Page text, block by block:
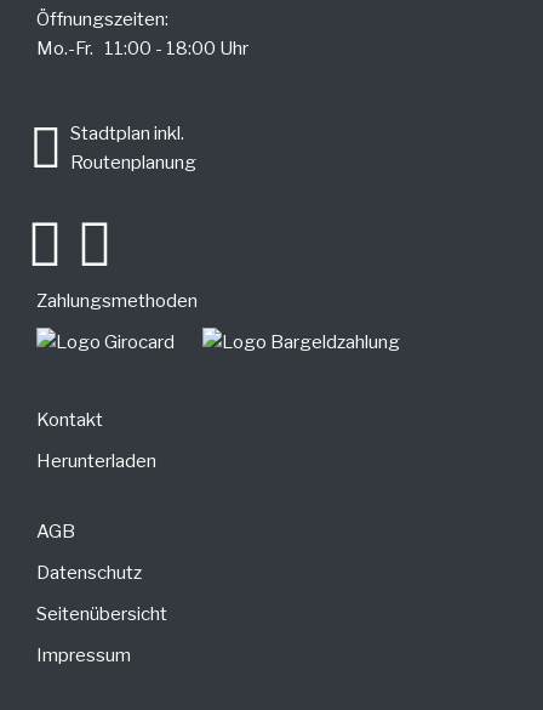
Öffnungszeiten:
Mo.-Fr. 11:00 - 18:00 Uhr
Stadtplan inkl.
Routenplanung
Zahlungsmethoden
Kontakt
Herunterladen
AGB
Datenschutz
Seitenübersicht
Impressum